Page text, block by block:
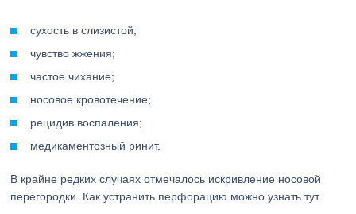
сухость в слизистой;
чувство жжения;
частое чихание;
носовое кровотечение;
рецидив воспаления;
медикаментозный ринит.
В крайне редких случаях отмечалось искривление носовой
перегородки. Как устранить перфорацию можно узнать тут.